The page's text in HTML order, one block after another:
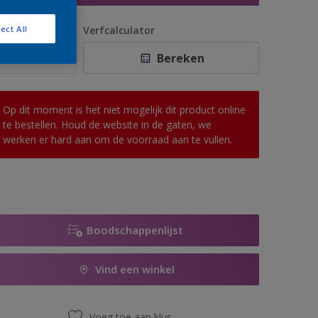
Verfcalculator
Bereken
Op dit moment is het niet mogelijk dit product online
te bestellen. Houd de website in de gaten, we
werken er hard aan om de voorraad aan te vullen.
Boodschappenlijst
Vind een winkel
All